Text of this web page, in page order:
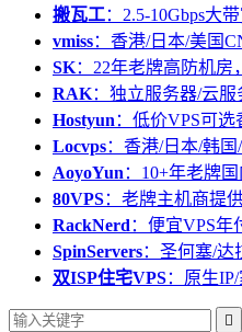
搬瓦工：2.5-10Gbps大
vmiss：香港/日本/美国
SK：22年老牌高防机
RAK：独立服务器/云
Hostyun ：低价VPS可
Locvps：香港/日本/韩
AoyoYun ：10+年老牌
80VPS：老牌主机商提
RackNerd ：便宜VPS年
SpinServers：圣何塞/达
双ISP住宅VPS：原生
